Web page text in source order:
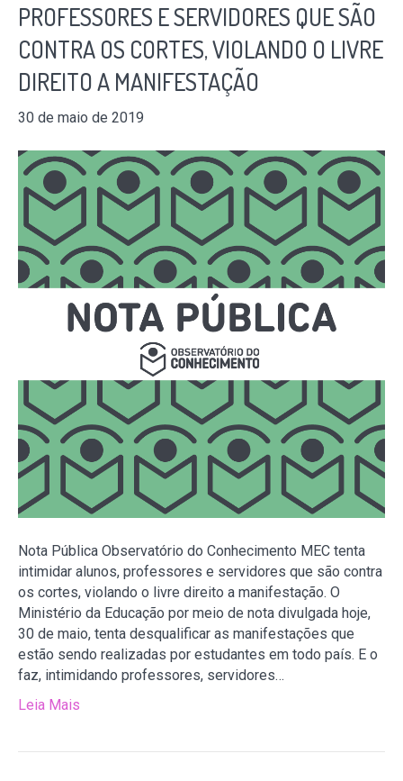
PROFESSORES E SERVIDORES QUE SÃO
CONTRA OS CORTES, VIOLANDO O LIVRE
DIREITO A MANIFESTAÇÃO
30 de maio de 2019
Nota Pública Observatório do Conhecimento MEC tenta
intimidar alunos, professores e servidores que são contra
os cortes, violando o livre direito a manifestação. O
Ministério da Educação por meio de nota divulgada hoje,
30 de maio, tenta desqualificar as manifestações que
estão sendo realizadas por estudantes em todo país. E o
faz, intimidando professores, servidores…
Leia Mais